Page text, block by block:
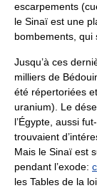
escarpements
le Sinaï est une
bombements, qui
Jusqu’à ces
milliers de
été répertoriées
uranium). Le
l’Égypte, aussi
trouvaient
Mais le Sinaï est
pendant l’exode: c
les Tables de la